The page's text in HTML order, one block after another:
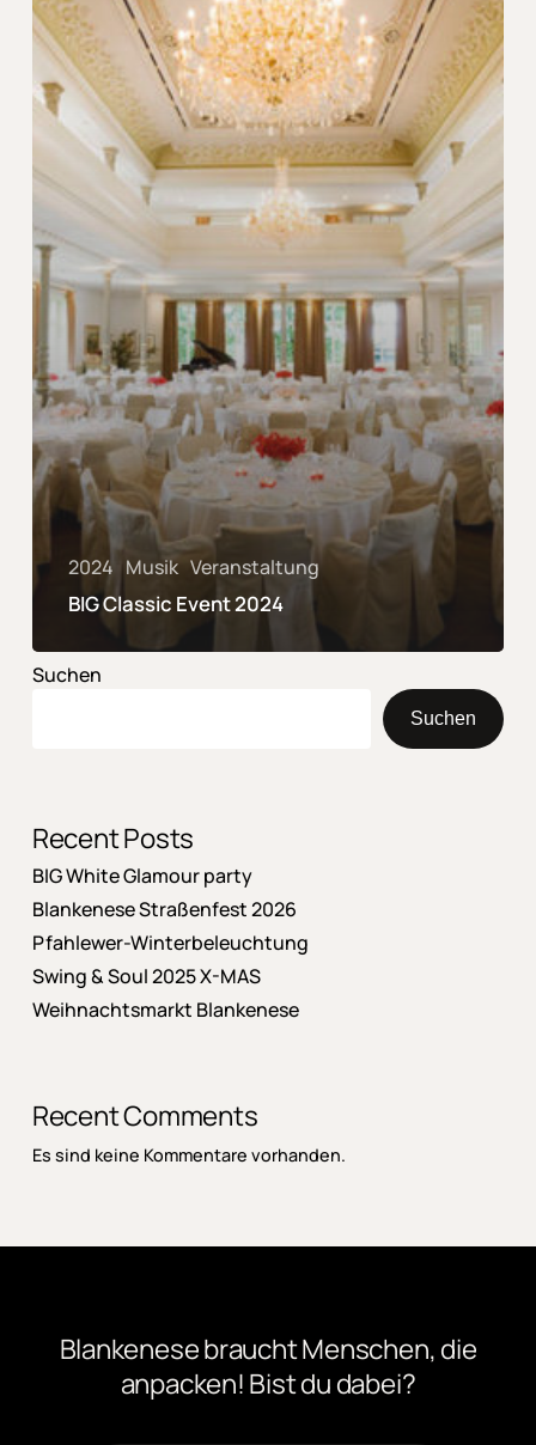
2024 Musik Veranstaltung
BIG Classic Event 2024
Suchen
Suchen
Recent Posts
BIG White Glamour party
Blankenese Straßenfest 2026
Pfahlewer-Winterbeleuchtung
Swing & Soul 2025 X-MAS
Weihnachtsmarkt Blankenese
Recent Comments
Es sind keine Kommentare vorhanden.
BlankenesebrauchtMenschen,die
anpacken! Bistdudabei?